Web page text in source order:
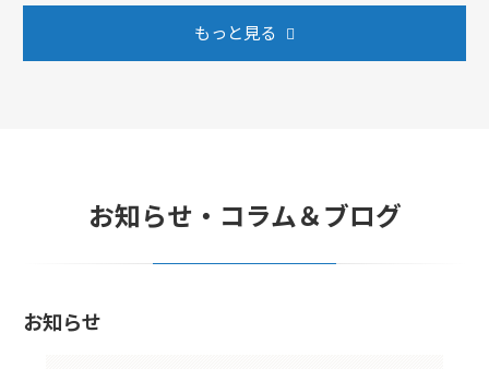
もっと見る
お知らせ・コラム＆ブログ
お知らせ